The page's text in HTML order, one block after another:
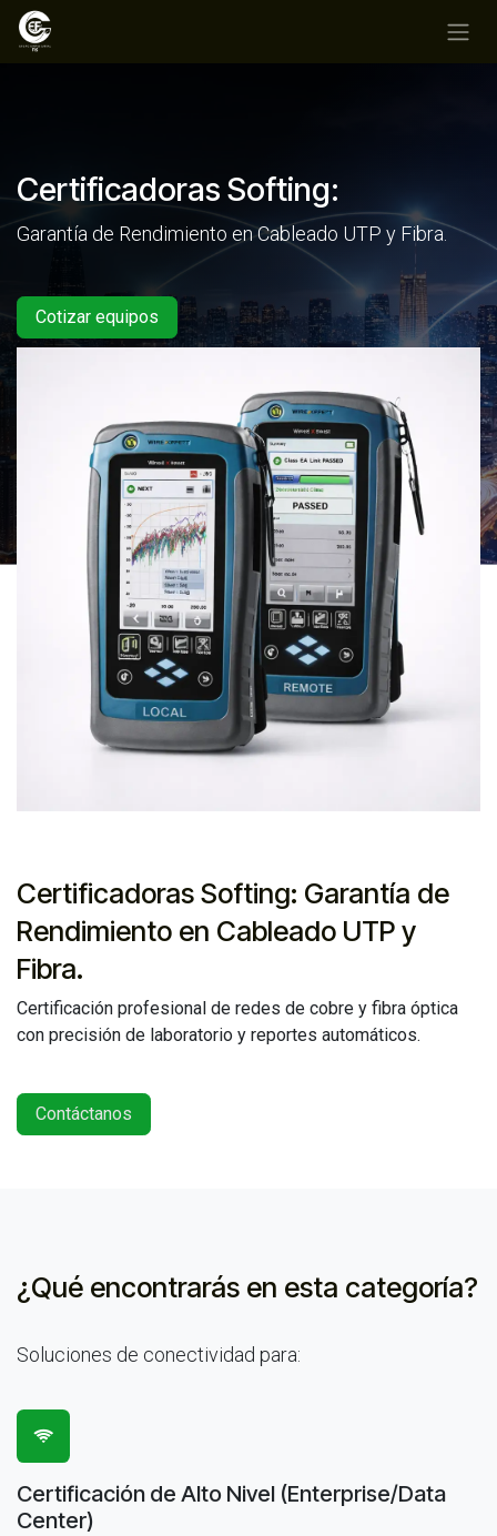
Ir al contenido
Certificadoras Softing:
Garantía de Rendimiento en Cableado UTP y Fibra.
Cotizar equipos
Certificadoras Softing: Garantía de
Rendimiento en Cableado UTP y
Fibra.
Certificación profesional de redes de cobre y fibra óptica
con precisión de laboratorio y reportes automáticos.
Contáctanos
¿Qué encontrarás en esta categoría?
Soluciones de conectividad para:
Certificación de Alto Nivel (Enterprise/Data
Center)